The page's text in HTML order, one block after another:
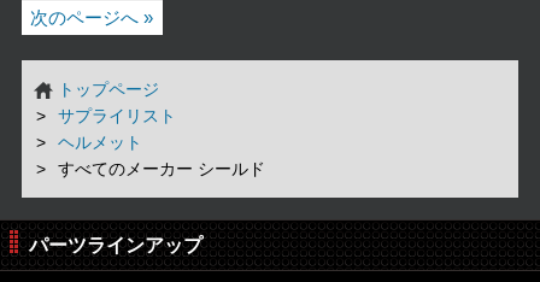
次のページへ »
トップページ
サプライリスト
ヘルメット
すべてのメーカー シールド
パーツラインアップ